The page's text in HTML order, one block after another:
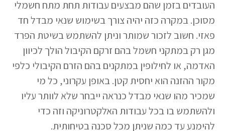
העובדים בזמן שהם מבצעים עבודות תחת מתח חשמלי
מסוכן. במקרה כזה יהיה צורך בשימוש שנאי מבדל חד
פאזי. חשוב לזכור שמותר וניתן להשתמש בשיטת הפרד
מגן רק במתקני חשמל בהם זרקם הקיבול הולך לכיוון
האדמה, או לחילופין במתקנים בהם הזרם הקיבולי כלפי
מקור ההזנה הוא יחסית קטן. באופן עקרוני, כל מי
שמכיר מהו שנאי מבדל כנראה ייבחר שלא לוותר עליו
ולהשתמש בו בכל עבודות האלקטרוניקה וזה כדי
להימנע עד כמה שניתן מכל סכנה בטיחותית.